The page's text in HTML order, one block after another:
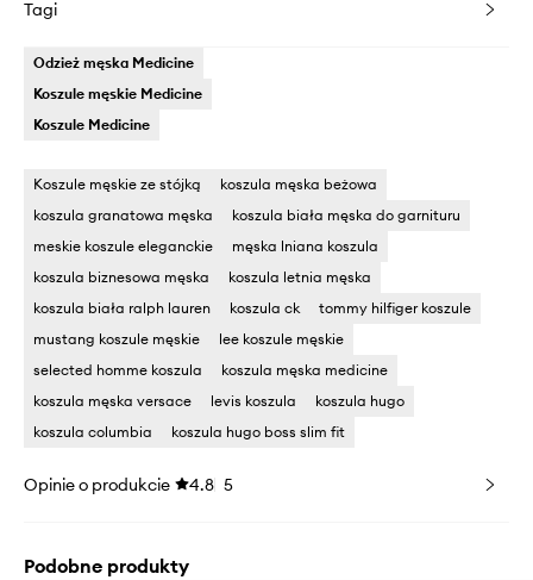
Tagi
Odzież męska Medicine
Koszule męskie Medicine
Koszule Medicine
Koszule męskie ze stójką
koszula męska beżowa
koszula granatowa męska
koszula biała męska do garnituru
meskie koszule eleganckie
męska lniana koszula
koszula biznesowa męska
koszula letnia męska
koszula biała ralph lauren
koszula ck
tommy hilfiger koszule
mustang koszule męskie
lee koszule męskie
selected homme koszula
koszula męska medicine
koszula męska versace
levis koszula
koszula hugo
koszula columbia
koszula hugo boss slim fit
Opinie o produkcie 4.8 5
Podobne produkty